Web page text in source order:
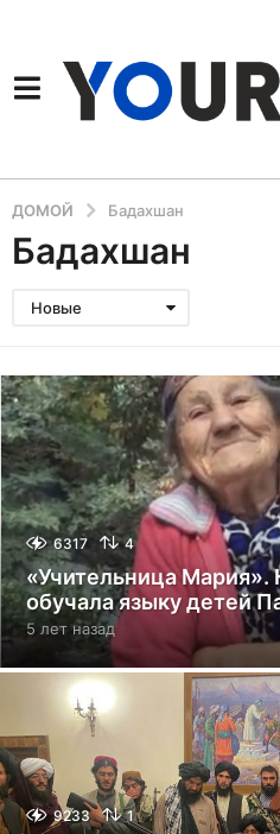
ДОМОЙ Бадахшан
Бадахшан
Новые
6317 4
«Учительница Мария».
обучала языку детей
5 лет назад5
л
е
н
з
а
д
9233 1